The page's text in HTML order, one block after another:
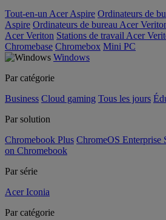
Tout-en-un Acer Aspire Ordinateurs de
Aspire Ordinateurs de bureau Acer
Acer Veriton Stations de travail Acer
Chromebase Chromebox Mini PC
Windows
Par catégorie
Business Cloud gaming Tous les jours
Par solution
Chromebook Plus ChromeOS Enterprise
on Chromebook
Par série
Acer Iconia
Par catégorie